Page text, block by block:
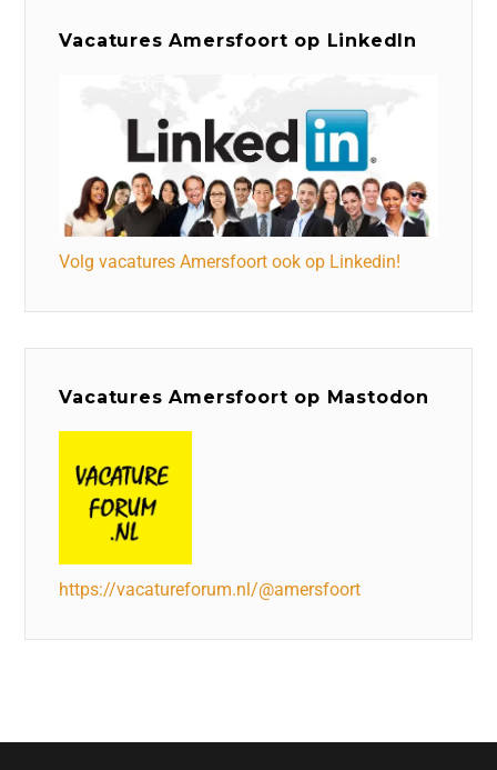
Vacatures Amersfoort op LinkedIn
Volg vacatures Amersfoort ook op Linkedin!
Vacatures Amersfoort op Mastodon
https://vacatureforum.nl/@amersfoort